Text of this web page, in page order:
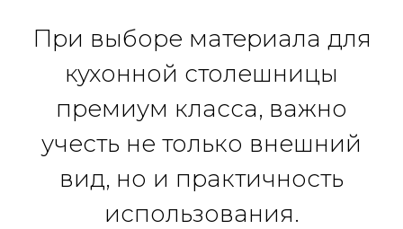
При выборе материала для
кухонной столешницы
премиум класса, важно
учесть не только внешний
вид, но и практичность
использования.